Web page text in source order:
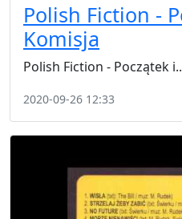
Polish Fiction -
Komisja
Polish Fiction - Początek
2020-09-26 12:33